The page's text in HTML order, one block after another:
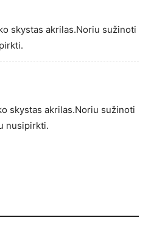
skystas akrilas.Noriu sužinoti
skystas akrilas.Noriu sužinoti
nusipirkti.